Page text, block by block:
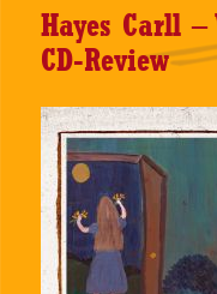
Hayes Carll –
CD-Review